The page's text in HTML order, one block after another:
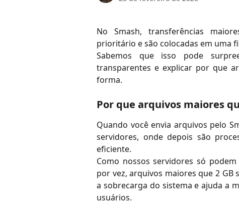
No Smash, transferências
prioritário e são colocadas em uma
Sabemos que isso pode
transparentes e explicar por que
forma.
Por que arquivos maiores
Quando você envia arquivos pelo
servidores, onde depois são
eficiente.
Como nossos servidores só
por vez, arquivos maiores que 2 GB
a sobrecarga do sistema e ajuda a
usuários.